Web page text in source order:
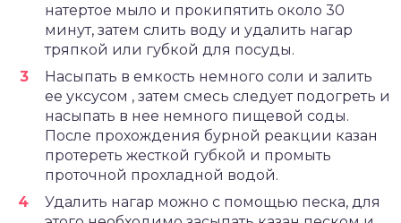
натертое мыло и прокипятить около 30
минут, затем слить воду и удалить нагар
тряпкой или губкой для посуды.
Насыпать в емкость немного соли и залить
ее уксусом , затем смесь следует подогреть и
насыпать в нее немного пищевой соды.
После прохождения бурной реакции казан
протереть жесткой губкой и промыть
проточной прохладной водой.
Удалить нагар можно с помощью песка, для